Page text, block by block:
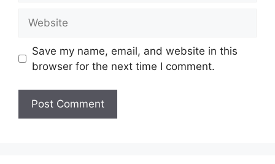
Save my name, email, and website in this
browser for the next time I comment.